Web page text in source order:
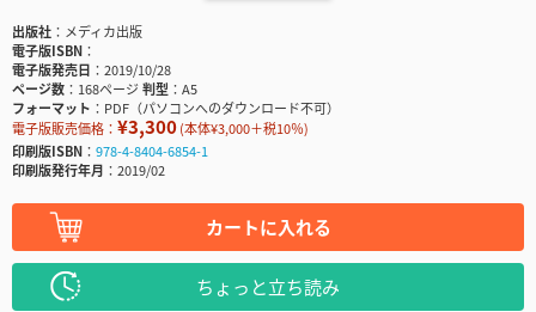
出版社
メディカ出版
電子版ISBN
電子版発売日
2019/10/28
ページ数
168ページ判型
A5
フォーマット
PDF（パソコンへのダウンロード不可）
電子版販売価格： ¥3,300(本体¥3,000＋税10％)
印刷版ISBN
978-4-8404-6854-1
印刷版発行年月
2019/02
カートに入れる
ちょっと立ち読み